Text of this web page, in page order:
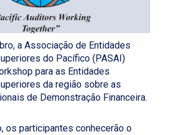
a Associação de Entidades
do Pacífico (PASAI)
para as Entidades
da região sobre as
de Demonstração Financeira.
os participantes conhecerão o